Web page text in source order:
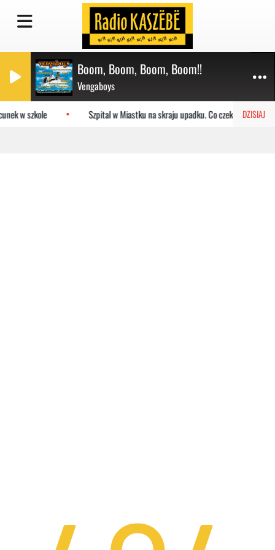
Boom, Boom, Boom, Boom!!
Vengaboys
DZISIAJ
w szkole Szpital w Miastku na skraju upadku. Co czeka placówkę?